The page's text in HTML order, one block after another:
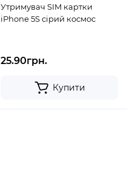
Утримувач SIM картки
iPhone 5S сірий космос
25.90грн.
Купити